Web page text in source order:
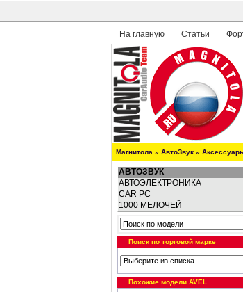
На главную Статьи
Магнитола » АвтоЗвук »
АВТОЗВУК
АВТОЭЛЕКТРОНИКА
CAR PC
1000 МЕЛОЧЕЙ
Поиск по торговой марке
Похожие модели AVEL